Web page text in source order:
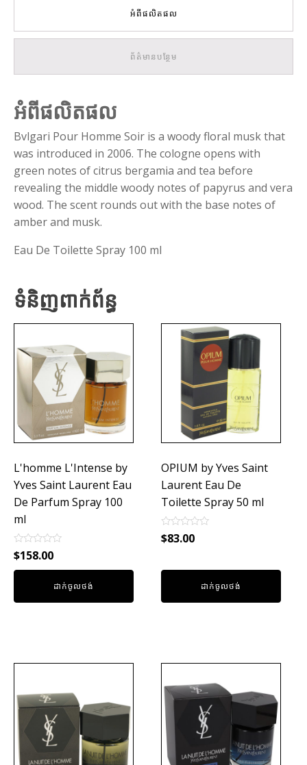
អំពីផលិតផល
ព័ត៌មានបន្ថែម
អំពីផលិតផល
Bvlgari Pour Homme Soir is a woody floral musk that
was introduced in 2006. The cologne opens with
green notes of citrus bergamia and tea before
revealing the middle woody notes of papyrus and vera
wood. The scent rounds out with the base notes of
amber and musk.
Eau De Toilette Spray 100 ml
ទំនិញពាក់ព័ន្ធ
L'homme L'Intense by
Yves Saint Laurent Eau
De Parfum Spray 100
ml
Rated
0
out
$158.00
ដាក់ចូលថង់
OPIUM by Yves Saint
Laurent Eau De
Toilette Spray 50 ml
Rated
0
5
$83.00
ដាក់ចូលថង់